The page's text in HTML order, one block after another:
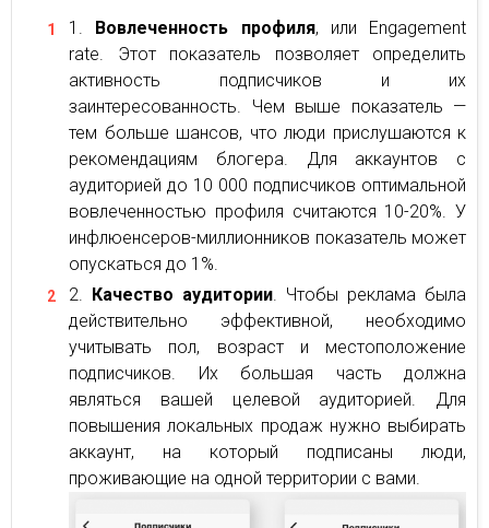
Вовлеченность профиля, или Engagement
rate. Этот показатель позволяет определить
активность подписчиков и их
заинтересованность. Чем выше показатель —
тем больше шансов, что люди прислушаются к
рекомендациям блогера. Для аккаунтов с
аудиторией до 10 000 подписчиков оптимальной
вовлеченностью профиля считаются 10-20%. У
инфлюенсеров-миллионников показатель может
опускаться до 1%.
Качество аудитории. Чтобы реклама была
действительно эффективной, необходимо
учитывать пол, возраст и местоположение
подписчиков. Их большая часть должна
являться вашей целевой аудиторией. Для
повышения локальных продаж нужно выбирать
аккаунт, на который подписаны люди,
проживающие на одной территории с вами.